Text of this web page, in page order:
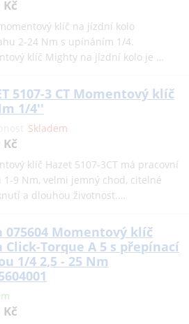
Kč
klíč na jízdní kolo
2-24 Nm s upínáním 1/4.
klíč Mighty na jízdní kolo je …
5107-3 CT Momentový klíč
1/4''
Skladem
Kč
klíč Hazet 5107-3CT má pracovní
1-9 Nm, velmi jemný chod, citelné
a dlouhou životnost.…
075604 Momentový klíč
Click-Torque A 5 s přepínací
1/4 2,5 - 25 Nm
Kč